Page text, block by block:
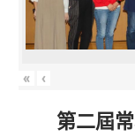
« ‹
第二屆